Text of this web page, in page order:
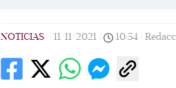
NOTICIAS 11/11/2021 10:54